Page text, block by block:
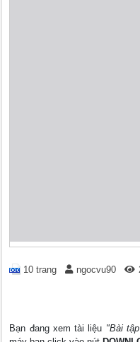
10 trang ngocvu90
Bạn đang xem tài liệu "Bài